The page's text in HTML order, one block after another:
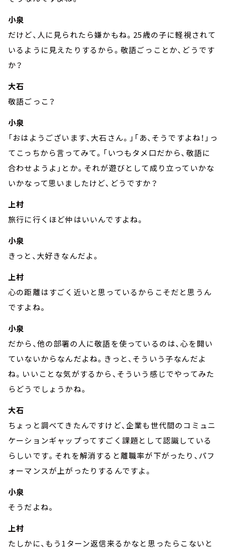
小泉
だけど、人に見られたら嫌かもね。25歳の子に軽視されて
いるように見えたりするから。敬語ごっことか、どうです
か？
大石
敬語ごっこ？
小泉
「おはようございます、大石さん。」「あ、そうですよね！」っ
てこっちから言ってみて。「いつもタメ口だから、敬語に
合わせようよ」とか。それが遊びとして成り立っていかな
いかなって思いましたけど、どうですか？
上村
旅行に行くほど仲はいいんですよね。
小泉
きっと、大好きなんだよ。
上村
心の距離はすごく近いと思っているからこそだと思うん
ですよね。
小泉
だから、他の部署の人に敬語を使っているのは、心を開い
ていないからなんだよね。きっと、そういう子なんだよ
ね。いいことな気がするから、そういう感じでやってみた
らどうでしょうかね。
大石
ちょっと調べてきたんですけど、企業も世代間のコミュニ
ケーションギャップってすごく課題として認識している
らしいです。それを解消すると離職率が下がったり、パフ
ォーマンスが上がったりするんですよ。
小泉
そうだよね。
上村
たしかに、もう1ターン返信来るかなと思ったらこないと